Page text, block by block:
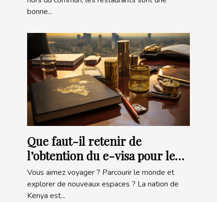
bonne...
Que faut-il retenir de
l’obtention du e-visa pour le
Kenya ?
Vous aimez voyager ? Parcourir le monde et
explorer de nouveaux espaces ? La nation de
Kenya est...